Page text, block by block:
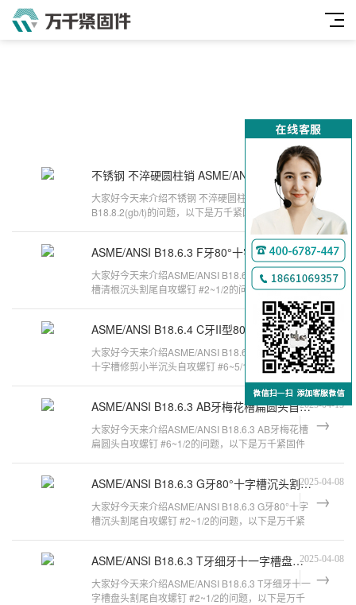
不锈钢 不淬硬圆柱销 ASME/ANSI B18.8.22025-09-15
大家好今天来介绍不锈钢 不淬硬圆柱销 ASME/ANSI
B18.8.2(gb/t)的问题，以下是万千紧固件小编对此问
ASME/ANSI B18.6.3 F牙80°十字槽清根沉头割尾自攻螺钉 #2~1/2
2025-05-21
大家好今天来介绍ASME/ANSI B18.6.3 F牙80°十字
槽清根沉头割尾自攻螺钉 #2~1/2的问题，以下是万
ASME/ANSI B18.6.4 C牙II型80°十字槽修剪小半沉头自攻螺钉 #6~5/162025-05-21
大家好今天来介绍ASME/ANSI B18.6.4 C牙II型80°
十字槽修剪小半沉头自攻螺钉 #6~5/16的问题，以下
ASME/ANSI B18.6.3 AB牙梅花槽扁圆头自攻螺钉 #6~1/2
2025-04-15
大家好今天来介绍ASME/ANSI B18.6.3 AB牙梅花槽
扁圆头自攻螺钉 #6~1/2的问题，以下是万千紧固件
ASME/ANSI B18.6.3 G牙80°十字槽沉头割尾自攻螺钉 #2~1/2
2025-04-08
大家好今天来介绍ASME/ANSI B18.6.3 G牙80°十字
槽沉头割尾自攻螺钉 #2~1/2的问题，以下是万千紧
ASME/ANSI B18.6.3 T牙细牙十一字槽盘头割尾自攻螺钉 #2~1/22025-04-08
大家好今天来介绍ASME/ANSI B18.6.3 T牙细牙十一
字槽盘头割尾自攻螺钉 #2~1/2的问题，以下是万千